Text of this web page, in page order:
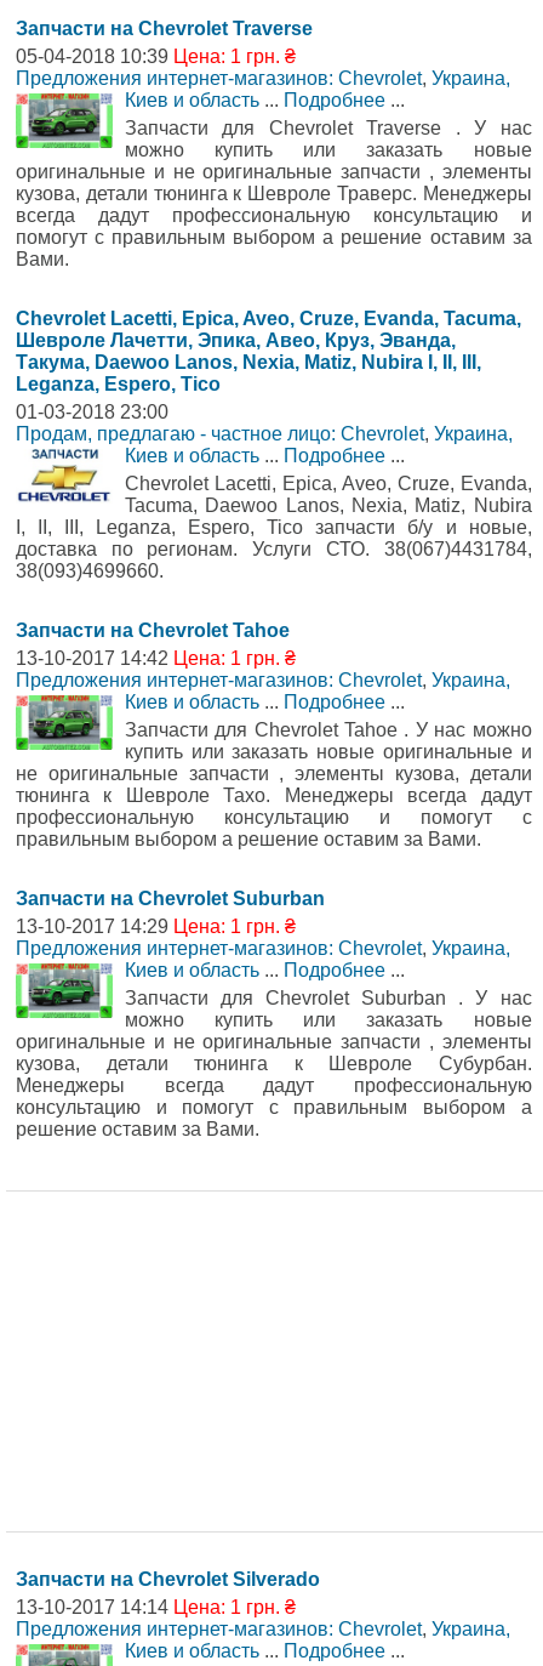
Запчасти на Chevrolet Traverse
05-04-2018 10:39 Цена: 1 грн. ₴
Предложения интернет-магазинов: Chevrolet, Украина,
Киев и область ... Подробнее ...
Запчасти для Chevrolet Traverse . У нас
можно купить или заказать новые
оригинальные и не оригинальные запчасти , элементы
кузова, детали тюнинга к Шевроле Траверс. Менеджеры
всегда дадут профессиональную консультацию и
помогут с правильным выбором а решение оставим за
Вами.
Chevrolet Lacetti, Epica, Aveo, Cruze, Evanda, Tacuma,
Шевроле Лачетти, Эпика, Авео, Круз, Эванда,
Такума, Daewoo Lanos, Nexia, Matiz, Nubira I, II, III,
Leganza, Espero, Tico
01-03-2018 23:00
Продам, предлагаю - частное лицо: Chevrolet, Украина,
Киев и область ... Подробнее ...
Chevrolet Lacetti, Epica, Aveo, Cruze, Evanda,
Tacuma, Daewoo Lanos, Nexia, Matiz, Nubira
I, II, III, Leganza, Espero, Tico запчасти б/у и новые,
доставка по регионам. Услуги СТО. 38(067)4431784,
38(093)4699660.
Запчасти на Chevrolet Tahoe
13-10-2017 14:42 Цена: 1 грн. ₴
Предложения интернет-магазинов: Chevrolet, Украина,
Киев и область ... Подробнее ...
Запчасти для Chevrolet Tahoe . У нас можно
купить или заказать новые оригинальные и
не оригинальные запчасти , элементы кузова, детали
тюнинга к Шевроле Тахо. Менеджеры всегда дадут
профессиональную консультацию и помогут с
правильным выбором а решение оставим за Вами.
Запчасти на Chevrolet Suburban
13-10-2017 14:29 Цена: 1 грн. ₴
Предложения интернет-магазинов: Chevrolet, Украина,
Киев и область ... Подробнее ...
Запчасти для Chevrolet Suburban . У нас
можно купить или заказать новые
оригинальные и не оригинальные запчасти , элементы
кузова, детали тюнинга к Шевроле Субурбан.
Менеджеры всегда дадут профессиональную
консультацию и помогут с правильным выбором а
решение оставим за Вами.
Запчасти на Chevrolet Silverado
13-10-2017 14:14 Цена: 1 грн. ₴
Предложения интернет-магазинов: Chevrolet, Украина,
Киев и область ... Подробнее ...